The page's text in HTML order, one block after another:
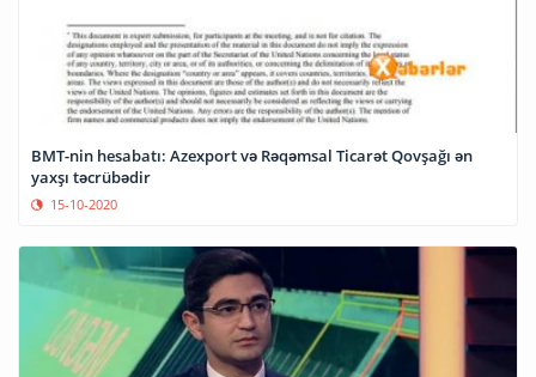
BMT-nin hesabatı: Azexport və Rəqəmsal Ticarət Qovşağı ən
yaxşı təcrübədir
15-10-2020